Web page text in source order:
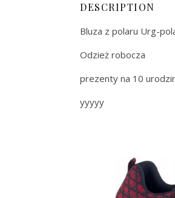
DESCRIPTION
Bluza z polaru Urg-
Odzież robocza
prezenty na 10
yyyyy